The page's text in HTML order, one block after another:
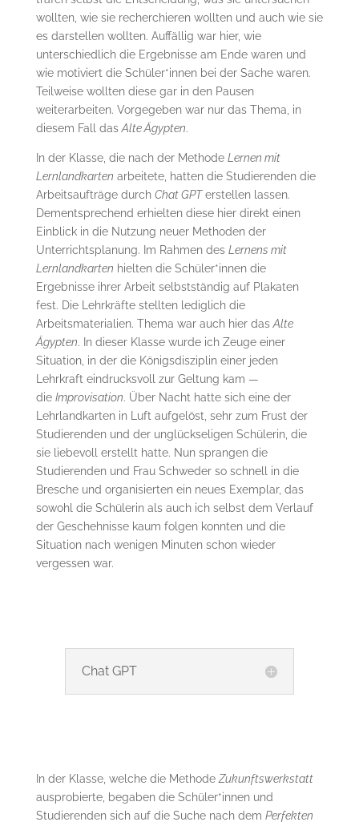
wollten, wie sie recherchieren wollten und auch wie sie
es darstellen wollten. Auffällig war hier, wie
unterschiedlich die Ergebnisse am Ende waren und
wie motiviert die Schüler*innen bei der Sache waren.
Teilweise wollten diese gar in den Pausen
weiterarbeiten. Vorgegeben war nur das Thema, in
diesem Fall dasAlte Ägypten.
In der Klasse, die nach der Methode Lernen mit
Lernlandkarten arbeitete, hatten die Studierenden die
Arbeitsaufträge durch Chat GPTerstellen lassen.
Dementsprechend erhielten diese hier direkt einen
Einblick in die Nutzung neuer Methoden der
Unterrichtsplanung. Im Rahmen des Lernens mit
Lernlandkarten hielten die Schüler*innen die
Ergebnisse ihrer Arbeit selbstständig auf Plakaten
fest. Die Lehrkräfte stellten lediglich die
Arbeitsmaterialien. Thema war auch hier dasAlte
Ägypten. In dieser Klasse wurde ich Zeuge einer
Situation, in der die Königsdisziplin einer jeden
Lehrkraft eindrucksvoll zur Geltung kam —
die Improvisation. Über Nacht hatte sich eine der
Lehrlandkarten in Luft aufgelöst, sehr zum Frust der
Studierenden und der unglückseligen Schülerin, die
sie liebevoll erstellt hatte. Nun sprangen die
Studierenden und Frau Schweder so schnell in die
Bresche und organisierten ein neues Exemplar, das
sowohl die Schülerin als auch ich selbst dem Verlauf
der Geschehnisse kaum folgen konnten und die
Situation nach wenigen Minuten schon wieder
vergessen war.
Chat GPT
In der Klasse, welche die Methode Zukunftswerkstatt
ausprobierte, begaben die Schüler*innen und
Studierenden sich auf die Suche nach dem Perfekten